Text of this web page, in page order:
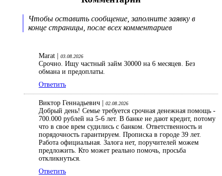
Чтобы оставить сообщение, заполните заявку в
конце страницы, после всех комментариев
Marat | 03.08.2026
Срочно. Ищу частный займ 30000 на 6 месяцев. Без
обмана и предоплаты.
Ответить
Виктор Геннадьевич | 02.08.2026
Добрый день! Семье требуется срочная денежная помощь -
700.000 рублей на 5-6 лет. В банке не дают кредит, потому
что в свое врем судились с банком. Ответственность и
порядочность гарантируем. Прописка в городе 39 лет.
Работа официальная. Залога нет, поручителей можем
предложить. Кто может реально помочь, просьба
откликнуться.
Ответить